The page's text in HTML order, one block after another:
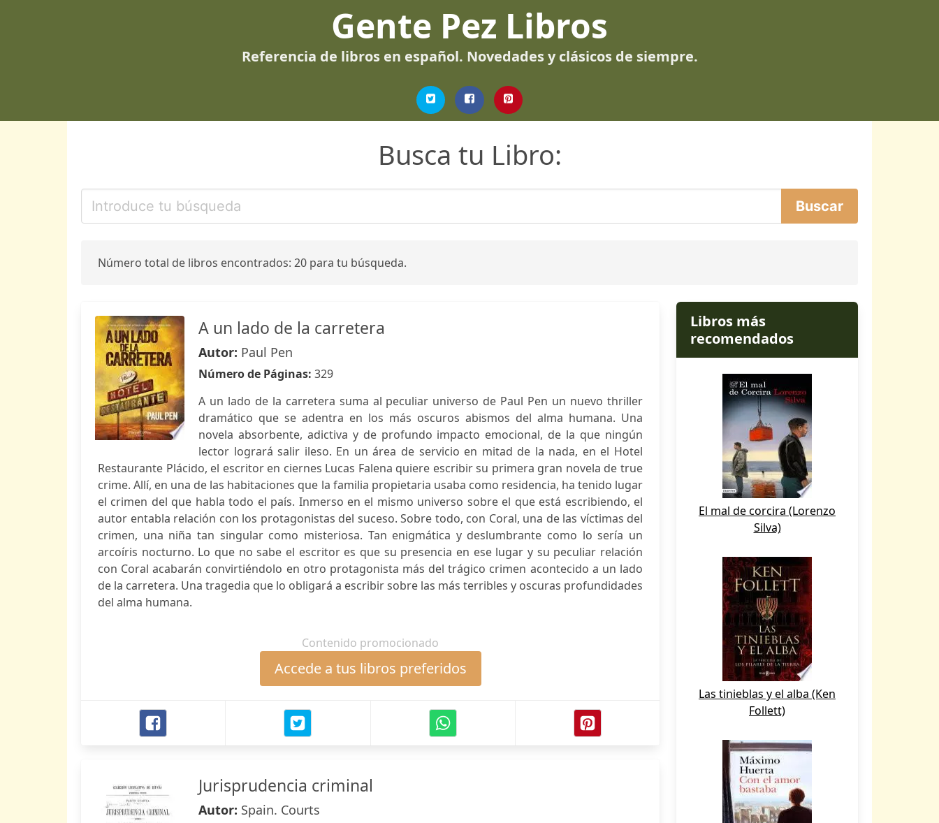
Gente Pez Libros
Referencia de libros en español. Novedades y clásicos de siempre.
Busca tu Libro:
Número total de libros encontrados: 20 para tu búsqueda.
A un lado de la carretera
Autor: Paul Pen
Número de Páginas: 329
A un lado de la carretera suma al peculiar universo de Paul Pen un nuevo thriller
dramático que se adentra en los más oscuros abismos del alma humana. Una
novela absorbente, adictiva y de profundo impacto emocional, de la que ningún
lector logrará salir ileso. En un área de servicio en mitad de la nada, en el Hotel
Restaurante Plácido, el escritor en ciernes Lucas Falena quiere escribir su primera gran novela de true
crime. Allí, en una de las habitaciones que la familia propietaria usaba como residencia, ha tenido lugar
el crimen del que habla todo el país. Inmerso en el mismo universo sobre el que está escribiendo, el
autor entabla relación con los protagonistas del suceso. Sobre todo, con Coral, una de las víctimas del
crimen, una niña tan singular como misteriosa. Tan enigmática y deslumbrante como lo sería un
arcoíris nocturno. Lo que no sabe el escritor es que su presencia en ese lugar y su peculiar relación
con Coral acabarán convirtiéndolo en otro protagonista más del trágico crimen acontecido a un lado
de la carretera. Una tragedia que lo obligará a escribir sobre las más terribles y oscuras profundidades
del alma humana.
Contenido promocionado
Accede a tus libros preferidos
Jurisprudencia criminal
Autor: Spain. Courts
Libros más
recomendados
El mal de corcira (Lorenzo
Silva)
Las tinieblas y el alba (Ken
Follett)